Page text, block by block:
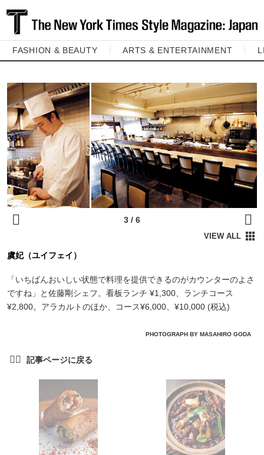
FASHION & BEAUTY ARTS & ENTERTAINMENT
虞妃（ユイフェイ）
「いちばんおいしい状態で料理を提供できるのがカウンターのよさ
ですね」と佐藤剛シェフ。看板ランチ ¥1,300、ランチコース
¥2,800。アラカルトのほか、コース¥6,000、¥10,000 (税込)
PHOTOGRAPH BY MASAHIRO GODA